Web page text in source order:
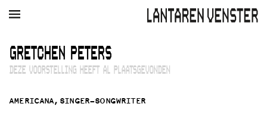
AGENDA FILM MUZIEK
Winkelmandje
Zoek
PLAN JE BEZOEK
GRETCHEN PETERS
DEZE VOORSTELLING HEEFT AL PLAATSGEVONDEN
AMERICANA, SINGER-SONGWRITER